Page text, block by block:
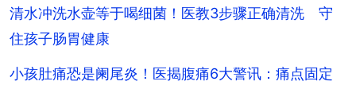
清水冲洗水壶等于喝细菌！医教3步骤正确清洗 守
住孩子肠胃健康
小孩肚痛恐是阑尾炎！医揭腹痛6大警讯：痛点固定